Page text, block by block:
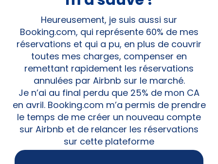
Heureusement, je suis aussi sur
Booking.com, qui représente 60% de mes
réservations et qui a pu, en plus de couvrir
toutes mes charges, compenser en
remettant rapidement les réservations
annulées par Airbnb sur le marché.
Je n’ai au final perdu que 25% de mon CA
en avril. Booking.com m’a permis de prendre
le temps de me créer un nouveau compte
sur Airbnb et de relancer les réservations
sur cette plateforme